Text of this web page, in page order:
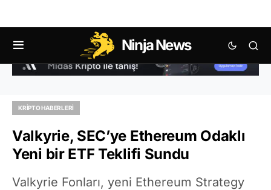
Ninja News
KRIPTO HABERLERI
Valkyrie, SEC’ye Ethereum Odaklı
Yeni bir ETF Teklifi Sundu
Valkyrie Fonları, yeni Ethereum Strategy